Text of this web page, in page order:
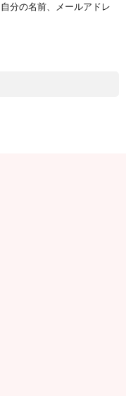
分の名前、メールアドレ